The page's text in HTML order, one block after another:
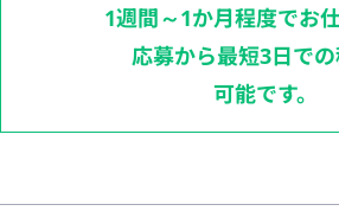
1週間～1か月程度でお
応募から最短3日で
可能です。